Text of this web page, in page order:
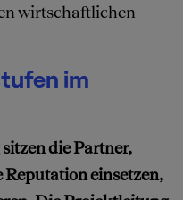
wirtschaftlichen
im
die Partner,
einsetzen,